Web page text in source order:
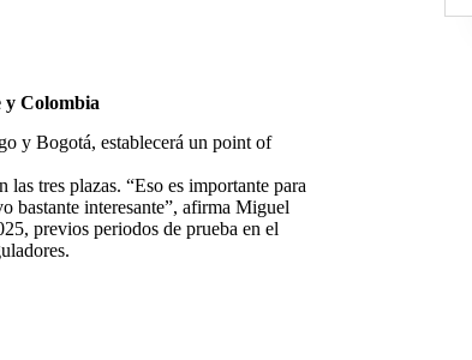
y Colombia
y Bogotá, establecerá un point of
tres plazas. “Eso es importante para
bastante interesante”, afirma Miguel
previos periodos de prueba en el